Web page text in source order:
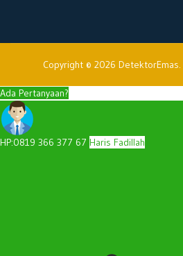
Copyright © 2026
Ada Pertanyaan?
HP:0819 366 377 67 Haris Fadillah